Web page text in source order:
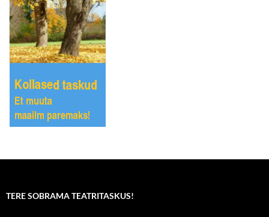
TERE SOBRAMA TEATRITASKUS!